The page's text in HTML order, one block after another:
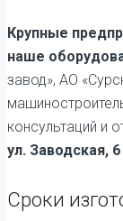
Крупные
наше
завод», АО
консультаций и
ул. Заводская, 6
Сроки